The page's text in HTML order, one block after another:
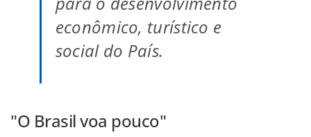
econômico, turístico e
social do País.
"O Brasil voa pouco"